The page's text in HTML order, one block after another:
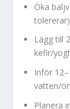
Öka
Lägg till
kefir/
Inför
vatten/
Planera